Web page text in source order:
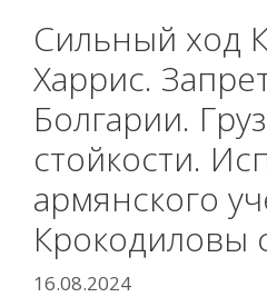
Сильный ход
Харрис.
Болгарии.
стойкости.
армянского
Крокодиловы
16.08.2024